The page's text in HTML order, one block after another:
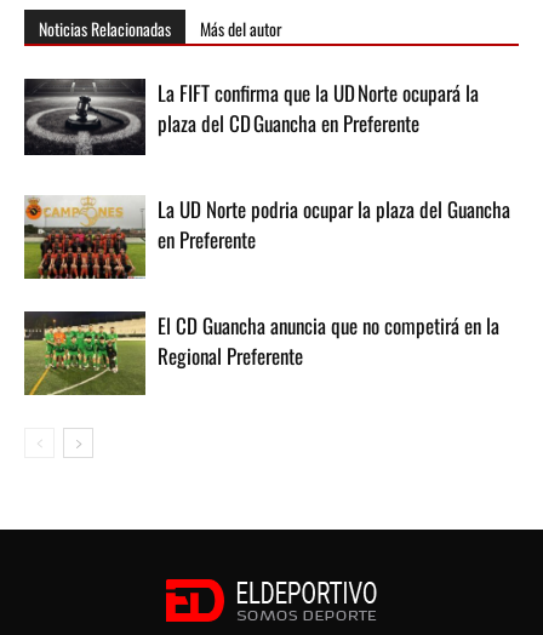
Noticias Relacionadas Más del autor
La FIFT confirma que la UD Norte ocupará la
plaza del CD Guancha en Preferente
La UD Norte podria ocupar la plaza del Guancha
en Preferente
El CD Guancha anuncia que no competirá en la
Regional Preferente